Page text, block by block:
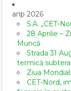
апр 2026
S.A. „CET-
28 Aprilie –
Muncă
Strada 31
termică
Ziua
CET-Nord,